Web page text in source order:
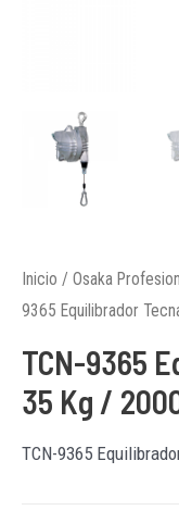
Inicio / Osaka
9365 Equilibrador
TCN-9365
35 Kg /
TCN-9365